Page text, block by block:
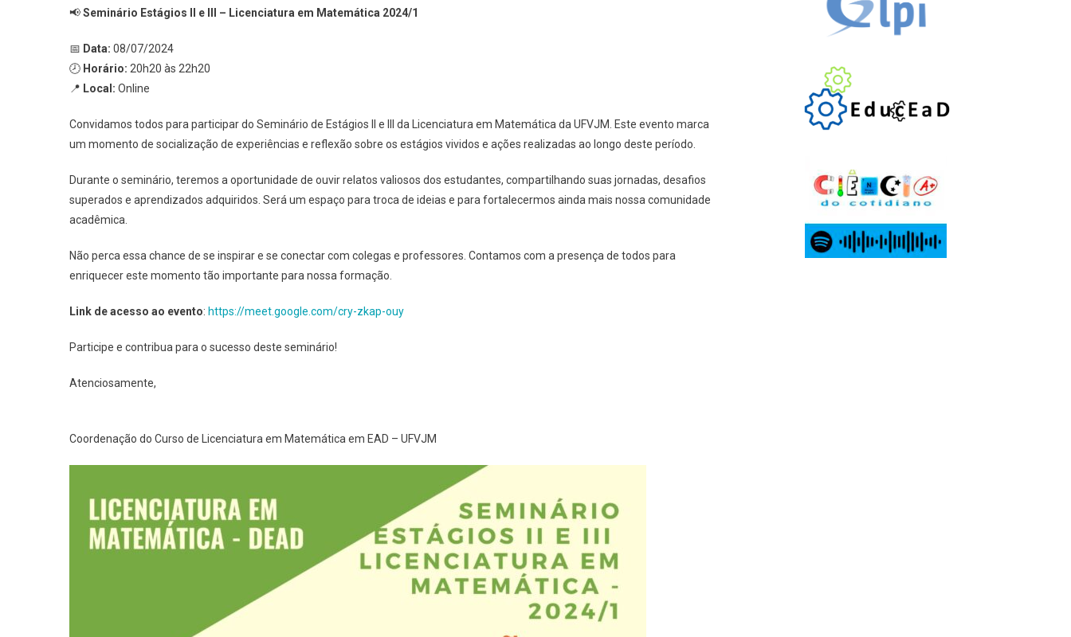
📢Seminário Estágios II e III – Licenciatura em Matemática 2024/1
📅 Data: 08/07/2024
🕗 Horário: 20h20 às 22h20
📍 Local: Online
Convidamos todos para participar do Seminário de Estágios II e III da Licenciatura em Matemática da UFVJM. Este evento marca
um momento de socialização de experiências e reflexão sobre os estágios vividos e ações realizadas ao longo deste período.
Durante o seminário, teremos a oportunidade de ouvir relatos valiosos dos estudantes, compartilhando suas jornadas, desafios
superados e aprendizados adquiridos. Será um espaço para troca de ideias e para fortalecermos ainda mais nossa comunidade
acadêmica.
Não perca essa chance de se inspirar e se conectar com colegas e professores. Contamos com a presença de todos para
enriquecer este momento tão importante para nossa formação.
Link de acesso ao evento: https://meet.google.com/cry-zkap-ouy
Participe e contribua para o sucesso deste seminário!
Atenciosamente,
Coordenação do Curso de Licenciatura em Matemática em EAD – UFVJM